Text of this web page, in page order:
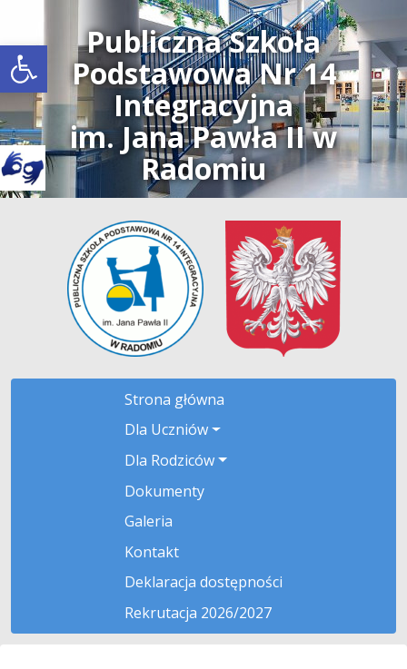
Open toolbar
Publiczna Szkoła
Podstawowa Nr 14
Integracyjna
im. Jana Pawła II w
Radomiu
Strona główna
Dla Uczniów
Dla Rodziców
Dokumenty
Galeria
Kontakt
Deklaracja dostępności
Rekrutacja 2026/2027